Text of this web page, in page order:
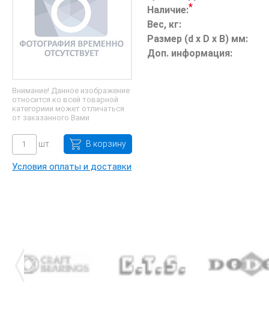
Внимание! Данное изображение
относится ко всей товарной
категориии может отличаться
от заказанного Вами
шт. В корзину
Условия оплаты и доставки
Наличие:*
Вес, кг:
Размер (d x D x B) мм:
Доп. информация: